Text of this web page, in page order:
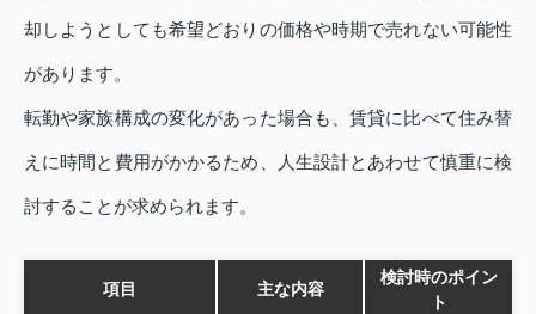
却しようとしても希望どおりの価格や時期で売れない可能性
があります。
転勤や家族構成の変化があった場合も、賃貸に比べて住み替
えに時間と費用がかかるため、人生設計とあわせて慎重に検
討することが求められます。
項目 主な内容
検討時のポイン
ト